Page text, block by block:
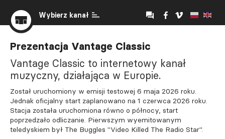
Wybierz kanał
Prezentacja Vantage Classic
Vantage Classic to internetowy kanał
muzyczny, działająca w Europie.
Został uruchomiony w emisji testowej 6 maja 2026 roku.
Jednak oficjalny start zaplanowano na 1 czerwca 2026 roku.
Stacja została uruchomiona równo o północy, start
poprzedzało odliczanie. Pierwszym wyemitowanym
teledyskiem był The Buggles "Video Killed The Radio Star".